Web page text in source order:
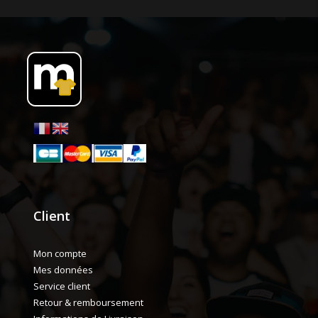
Client
Mon compte
Mes données
Service client
Retour & remboursement